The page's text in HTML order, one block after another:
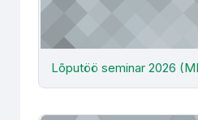
Lõputöö seminar 2026